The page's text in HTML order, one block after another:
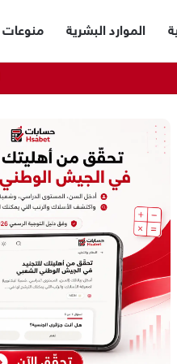
الموارد البشرية منوعات